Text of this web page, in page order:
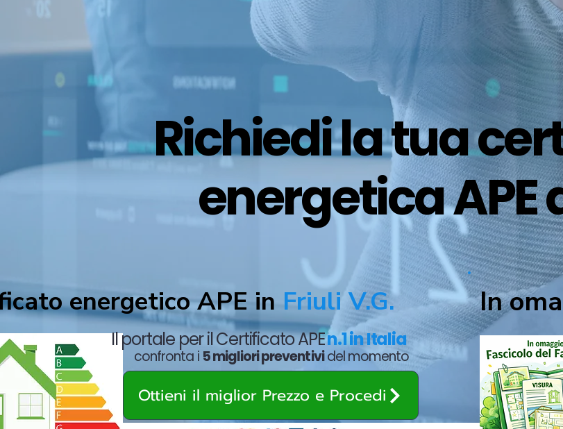
Richiedi la tua
energetica APE
energetico APE in Friuli V.G.
Ottieni il miglior Prezzo e Procedi
Il portale per il Certificato APEn.1 in Italia
confronta i 5 migliori preventividel momento
In